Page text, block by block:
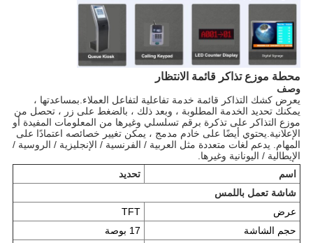
محطة موزع تذاكر قائمة الانتظار
وصف
يعرض كشك التذاكر قائمة خدمة تفاعلية لتفاعل العملاء.بمساعدتها ،
يمكنك تحديد الخدمة المطلوبة ، وبعد ذلك ، بالضغط على زر ، تحصل من
موزع التذاكر على تذكرة برقم تسلسلي وغيرها من المعلومات المفيدة أو
الإعلانية.يحتوي أيضًا على خادم مدمج ، يمكن تغيير خصائصه اعتمادًا على
المهام. يدعم لغات متعددة مثل العربية / الفرنسية / الإنجليزية / الروسية /
الإيطالية / اليونانية وغيرها.
اسم
تحديد
شاشة تعمل باللمس
عرض
TFT
حجم الشاشة
17 بوصة